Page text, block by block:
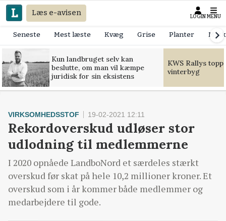
Læs e-avisen LOGIN MENU
Seneste Mest læste Kvæg Grise Planter
Kun landbruget selv kan
beslutte, om man vil kæmpe
juridisk for sin eksistens
KWS Rallys
vinterbyg
VIRKSOMHEDSSTOF 19-02-2021 12:11
Rekordoverskud udløser stor
udlodning til medlemmerne
I 2020 opnåede LandboNord et særdeles stærkt
overskud før skat på hele 10,2 millioner kroner. Et
overskud som i år kommer både medlemmer og
medarbejdere til gode.